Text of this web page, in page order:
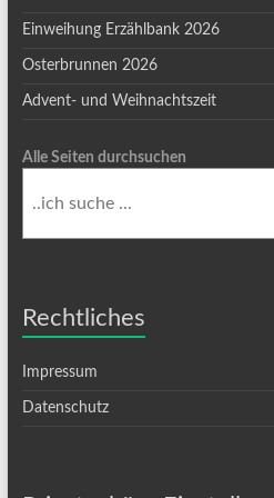
Einweihung Erzählbank 2026
Osterbrunnen 2026
Advent- und Weihnachtszeit
Alle Seiten durchsuchen
Rechtliches
Impressum
Datenschutz